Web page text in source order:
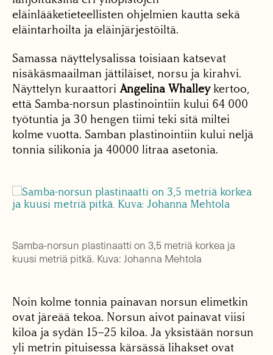
eläinlääketieteellisten ohjelmien kautta sekä
eläintarhoilta ja eläinjärjestöiltä.
Samassa näyttelysalissa toisiaan katsevat
nisäkäsmaailman jättiläiset, norsu ja kirahvi.
Näyttelyn kuraattori Angelina Whalleykertoo,
että Samba-norsun plastinointiin kului 64 000
työtuntia ja 30 hengen tiimi teki sitä miltei
kolme vuotta. Samban plastinointiin kului neljä
tonnia silikonia ja 40000 litraa asetonia.
Samba-norsun plastinaatti on 3,5 metriä korkea ja
kuusi metriä pitkä. Kuva: Johanna Mehtola
Noin kolme tonnia painavan norsun elimetkin
ovat järeää tekoa. Norsun aivot painavat viisi
kiloa ja sydän 15–25 kiloa. Ja yksistään norsun
yli metrin pituisessa kärsässä lihakset ovat